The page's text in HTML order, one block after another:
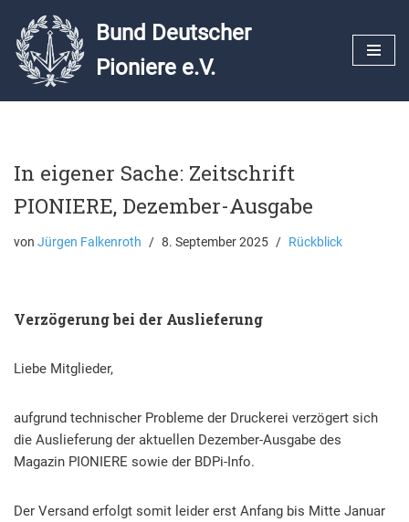
Zum
Inhalt
Bund Deutscher
Pioniere e.V.
In eigener Sache: Zeitschrift
PIONIERE, Dezember-Ausgabe
von Jürgen Falkenroth 8. September 2025 Rückblick
Verzögerung bei der Auslieferung
Liebe Mitglieder,
aufgrund technischer Probleme der Druckerei verzögert sich
die Auslieferung der aktuellen Dezember-Ausgabe des
Magazin PIONIERE sowie der BDPi-Info.
Der Versand erfolgt somit leider erst Anfang bis Mitte Januar